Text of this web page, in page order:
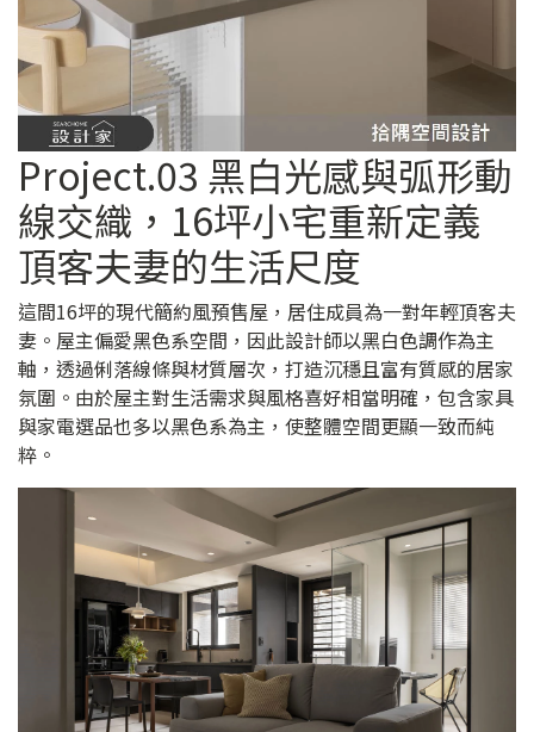
Project.03 黑白光感與弧形動
線交織，16坪小宅重新定義
頂客夫妻的生活尺度
這間16坪的現代簡約風預售屋，居住成員為一對年輕頂客夫
妻。屋主偏愛黑色系空間，因此設計師以黑白色調作為主
軸，透過俐落線條與材質層次，打造沉穩且富有質感的居家
氛圍。由於屋主對生活需求與風格喜好相當明確，包含家具
與家電選品也多以黑色系為主，使整體空間更顯一致而純
粹。